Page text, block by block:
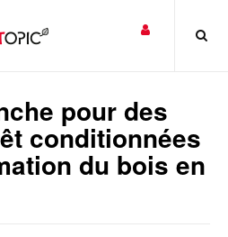
pour des
conditionnées
du bois en